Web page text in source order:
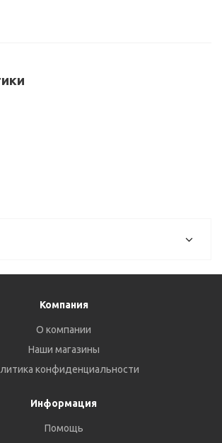
Компания
О компании
Наши магазины
конфиденциальности
Информация
Помощь